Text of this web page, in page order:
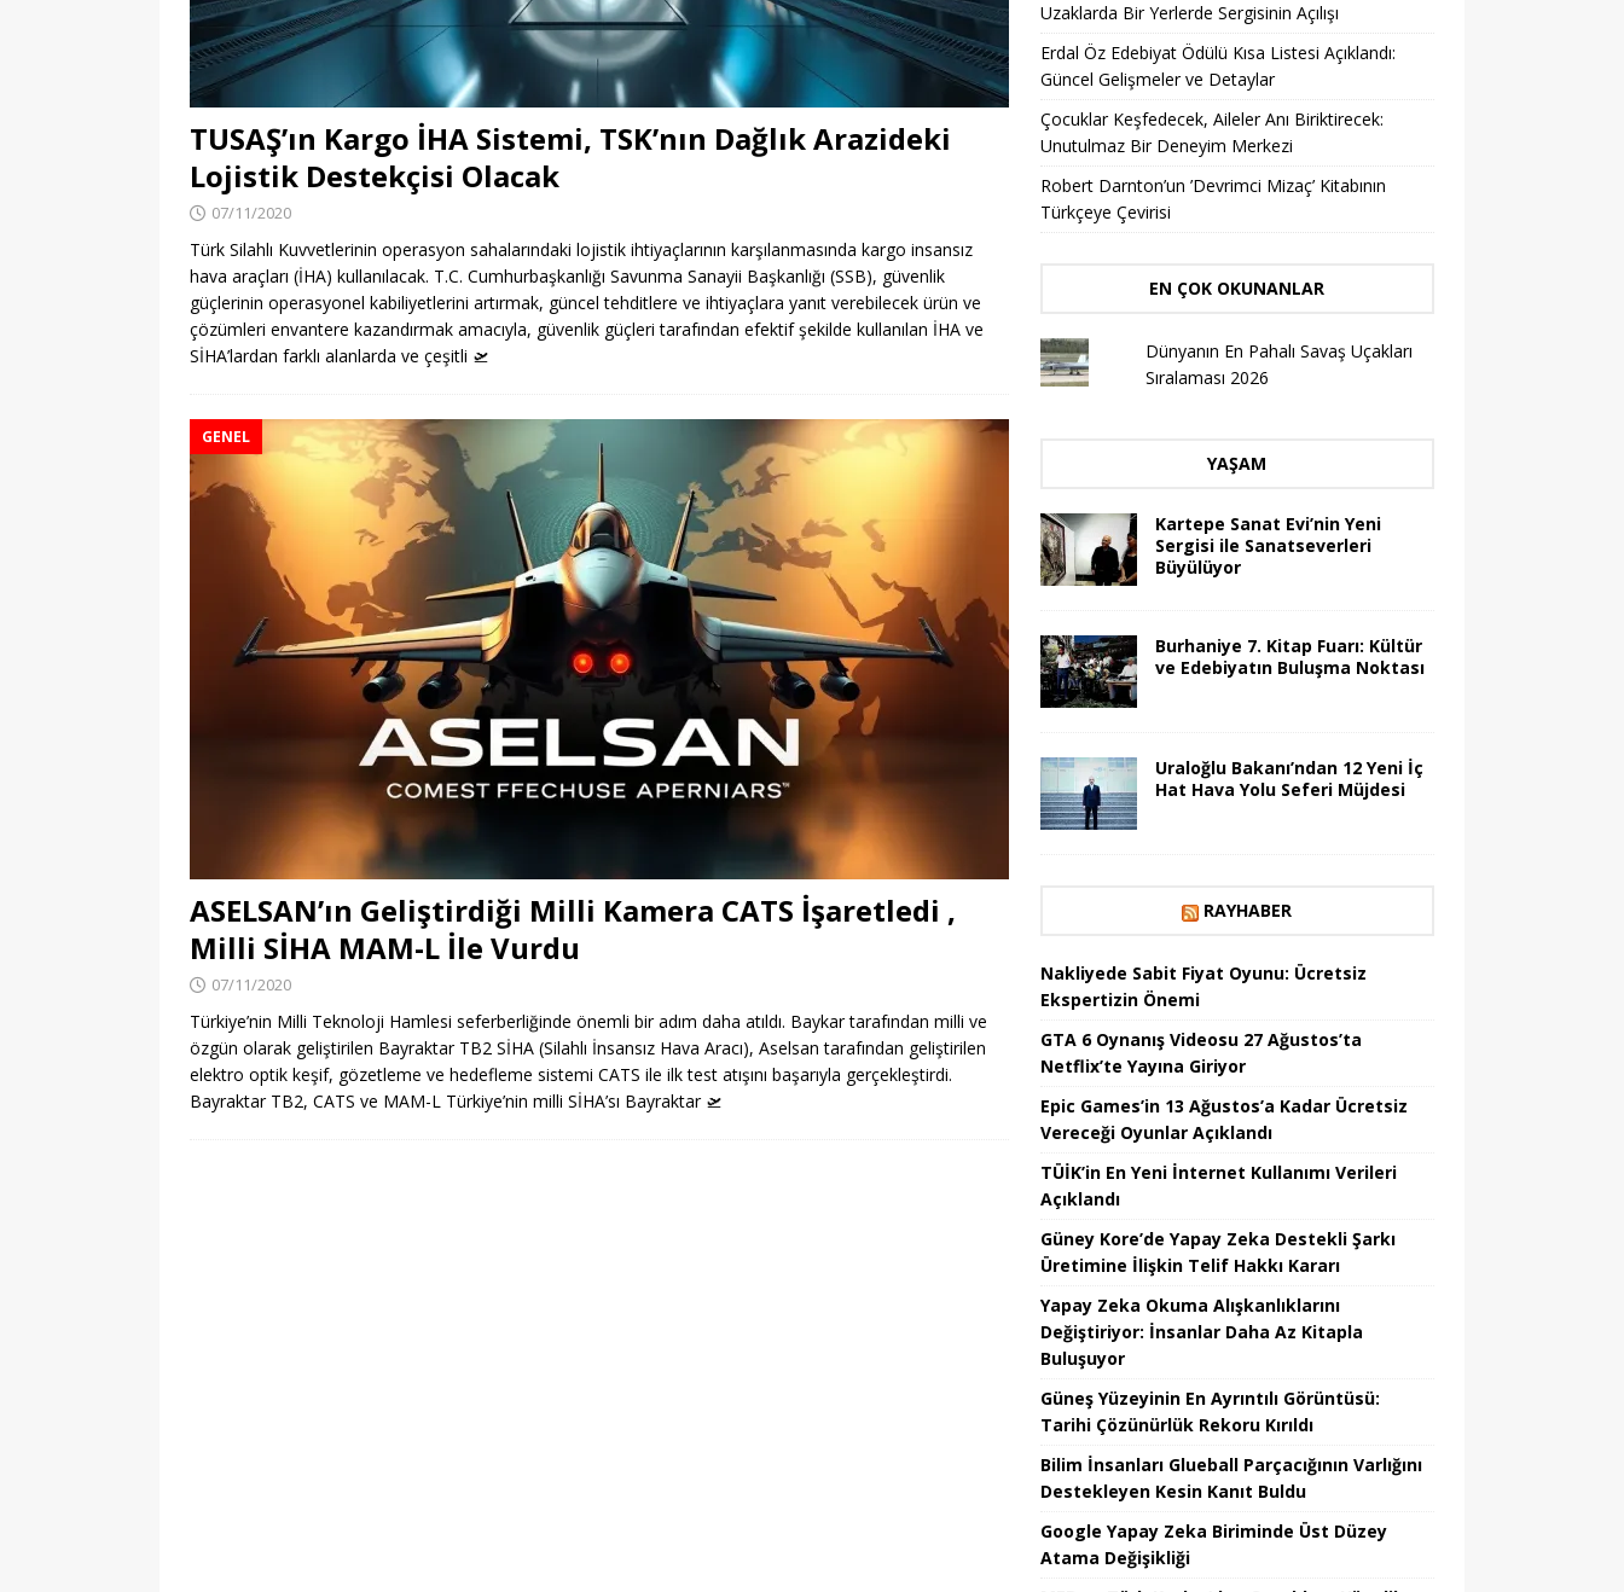
TUSAŞ’ın Kargo İHA Sistemi, TSK’nın Dağlık Arazideki
Lojistik Destekçisi Olacak
07/11/2020
Türk Silahlı Kuvvetlerinin operasyon sahalarındaki lojistik ihtiyaçlarının karşılanmasında kargo insansız
hava araçları (İHA) kullanılacak. T.C. Cumhurbaşkanlığı Savunma Sanayii Başkanlığı (SSB), güvenlik
güçlerinin operasyonel kabiliyetlerini artırmak, güncel tehditlere ve ihtiyaçlara yanıt verebilecek ürün ve
çözümleri envantere kazandırmak amacıyla, güvenlik güçleri tarafından efektif şekilde kullanılan İHA ve
SİHA’lardan farklı alanlarda ve çeşitli 🛫
GENEL
ASELSAN’ın Geliştirdiği Milli Kamera CATS İşaretledi ,
Milli SİHA MAM-L İle Vurdu
07/11/2020
Türkiye’nin Milli Teknoloji Hamlesi seferberliğinde önemli bir adım daha atıldı. Baykar tarafından milli ve
özgün olarak geliştirilen Bayraktar TB2 SİHA (Silahlı İnsansız Hava Aracı), Aselsan tarafından geliştirilen
elektro optik keşif, gözetleme ve hedefleme sistemi CATS ile ilk test atışını başarıyla gerçekleştirdi.
Bayraktar TB2, CATS ve MAM-L Türkiye’nin milli SİHA’sı Bayraktar 🛫
Uzaklarda Bir Yerlerde Sergisinin Açılışı
Erdal Öz Edebiyat Ödülü Kısa Listesi Açıklandı:
Güncel Gelişmeler ve Detaylar
Çocuklar Keşfedecek, Aileler Anı Biriktirecek:
Unutulmaz Bir Deneyim Merkezi
Robert Darnton’un ’Devrimci Mizaç’ Kitabının
Türkçeye Çevirisi
EN ÇOK OKUNANLAR
Dünyanın En Pahalı Savaş Uçakları
Sıralaması 2026
YAŞAM
Kartepe Sanat Evi’nin Yeni
Sergisi ile Sanatseverleri
Büyülüyor
Burhaniye 7. Kitap Fuarı: Kültür
ve Edebiyatın Buluşma Noktası
Uraloğlu Bakanı’ndan 12 Yeni İç
Hat Hava Yolu Seferi Müjdesi
RAYHABER
Nakliyede Sabit Fiyat Oyunu: Ücretsiz
Ekspertizin Önemi
GTA 6 Oynanış Videosu 27 Ağustos’ta
Netflix’te Yayına Giriyor
Epic Games’in 13 Ağustos’a Kadar Ücretsiz
Vereceği Oyunlar Açıklandı
TÜİK’in En Yeni İnternet Kullanımı Verileri
Açıklandı
Güney Kore’de Yapay Zeka Destekli Şarkı
Üretimine İlişkin Telif Hakkı Kararı
Yapay Zeka Okuma Alışkanlıklarını
Değiştiriyor: İnsanlar Daha Az Kitapla
Buluşuyor
Güneş Yüzeyinin En Ayrıntılı Görüntüsü:
Tarihi Çözünürlük Rekoru Kırıldı
Bilim İnsanları Glueball Parçacığının Varlığını
Destekleyen Kesin Kanıt Buldu
Google Yapay Zeka Biriminde Üst Düzey
Atama Değişikliği